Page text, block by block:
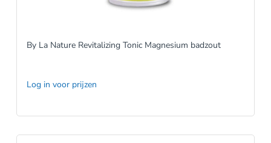
By La Nature Revitalizing Tonic Magnesium badzout
Log in voor prijzen